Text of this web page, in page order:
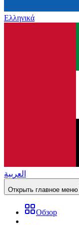
Ελληνικά
العربية
Открыть главное меню
Обзор